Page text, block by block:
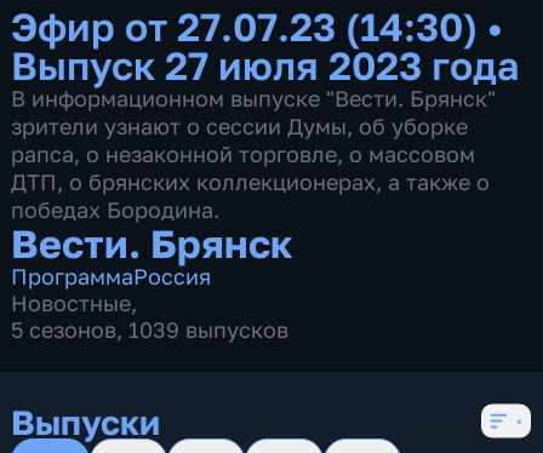
Эфир от 27.07.23 (14:30) •
Выпуск 27 июля 2023 года
В информационном выпуске "Вести. Брянск"
зрители узнают о сессии Думы, об уборке
рапса, о незаконной торговле, о массовом
ДТП, о брянских коллекционерах, а также о
победах Бородина.
Вести. Брянск
ПрограммаРоссия
Новостные,
5 сезонов, 1039 выпусков
Выпуски